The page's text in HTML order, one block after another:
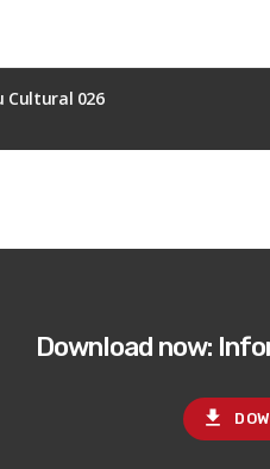
026
Download now:
file_download